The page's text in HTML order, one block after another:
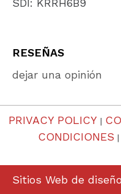
SDI: KRRH6B9
RESEÑAS
dejar una opinión
PRIVACY POLICY |
CONDICIONES |
Sitios Web de